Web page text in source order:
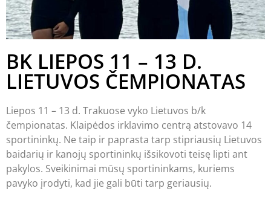
BK LIEPOS 11 – 13 D.
LIETUVOS ČEMPIONATAS
Liepos 11 – 13 d. Trakuose vyko Lietuvos b/k
čempionatas. Klaipėdos irklavimo centrą atstovavo 14
sportininkų. Ne taip ir paprasta tarp stipriausių Lietuvos
baidarių ir kanojų sportininkų išsikovoti teisę lipti ant
pakylos. Sveikinimai mūsų sportininkams, kuriems
pavyko įrodyti, kad jie gali būti tarp geriausių.